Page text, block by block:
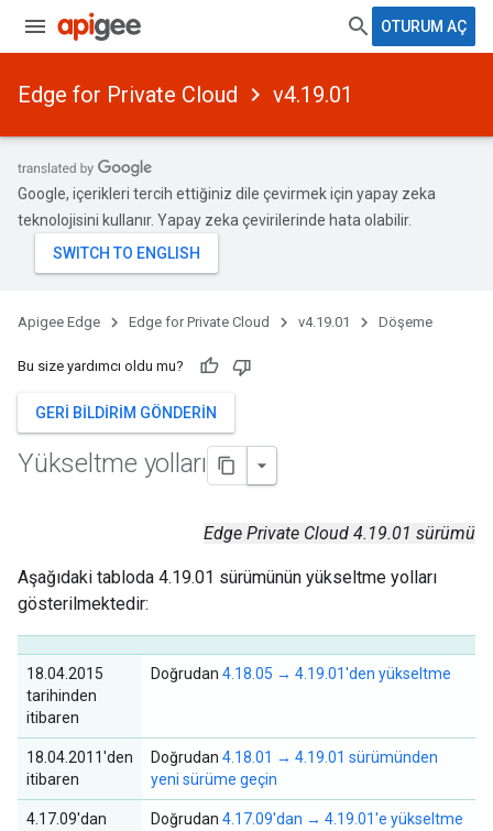
OTURUM AÇ
Edge for Private Cloud v4.19.01
Google, içerikleri tercih ettiğiniz dile çevirmek için yapay zeka
teknolojisini kullanır. Yapay zeka çevirilerinde hata olabilir.
Apigee Edge Edge for Private Cloud v4.19.01 Döşeme
Bu size yardımcı oldu mu?
GERI BILDIRIM GÖNDERIN
Yükseltme yolları
Edge Private Cloud 4.19.01 sürümü
Aşağıdaki tabloda 4.19.01 sürümünün yükseltme yolları
gösterilmektedir:
18.04.2015
tarihinden
itibaren
Doğrudan 4.18.05 → 4.19.01'den yükseltme
18.04.2011'den
itibaren
Doğrudan 4.18.01 → 4.19.01 sürümünden
yeni sürüme geçin
4.17.09'dan
Doğrudan 4.17.09'dan → 4.19.01'e yükseltme